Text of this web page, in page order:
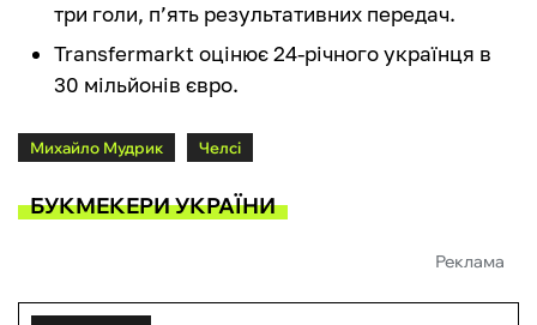
три голи, п’ять результативних передач.
Transfermarkt оцінює 24-річного українця в
30 мільйонів євро.
Михайло Мудрик Челсі
БУКМЕКЕРИ УКРАЇНИ
Реклама